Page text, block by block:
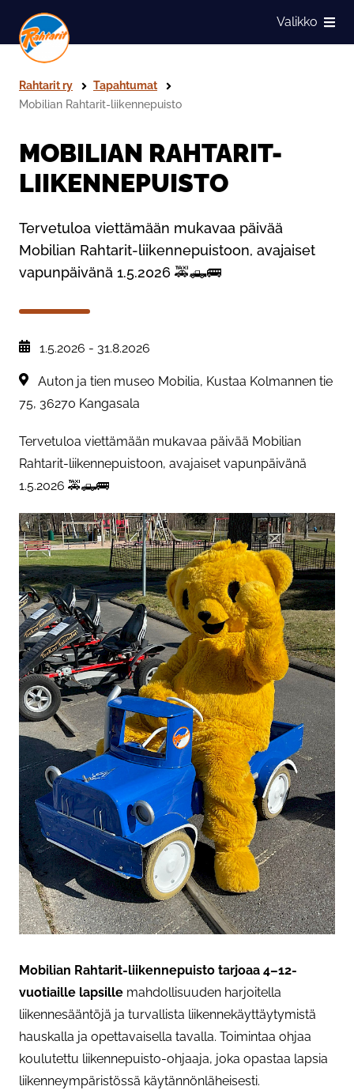
Siirry sivun sisältöön
Näytä
Valikko
Rahtarit ry
Tapahtumat
Mobilian Rahtarit-liikennepuisto
MOBILIAN RAHTARIT-
LIIKENNEPUISTO
Tervetuloa viettämään mukavaa päivää
Mobilian Rahtarit-liikennepuistoon, avajaiset
vapunpäivänä 1.5.2026 🚕🛻🚌
, Tapahtuman päiväys:
1.5.2026 - 31.8.2026
Sijainti:Auton ja tien museo Mobilia, Kustaa Kolmannen tie
75, 36270 Kangasala
Tervetuloa viettämään mukavaa päivää Mobilian
Rahtarit-liikennepuistoon, avajaiset vapunpäivänä
1.5.2026 🚕🛻🚌
Mobilian Rahtarit-liikennepuisto tarjoaa 4–12-
vuotiaille lapsille mahdollisuuden harjoitella
liikennesääntöjä ja turvallista liikennekäyttäytymistä
hauskalla ja opettavaisella tavalla. Toimintaa ohjaa
koulutettu liikennepuisto-ohjaaja, joka opastaa lapsia
liikenneympäristössä käytännönläheisesti.